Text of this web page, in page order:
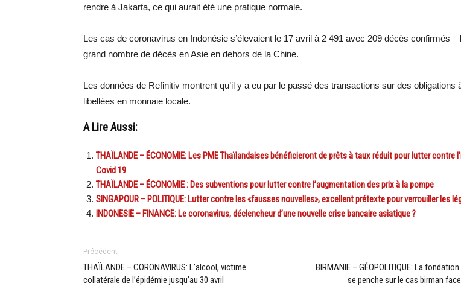
rendre à Jakarta, ce qui aurait été une pratique normale.
Les cas de coronavirus en Indonésie s’élevaient le 17 avril à 2 491 avec 209 décès confirmés –
grand nombre de décès en Asie en dehors de la Chine.
Les données de Refinitiv montrent qu’il y a eu par le passé des transactions sur des obligations
libellées en monnaie locale.
A Lire Aussi:
THAÏLANDE – ÉCONOMIE: Les PME Thaïlandaises bénéficieront de prêts à taux réduit pour lutter contre
Covid 19
THAÏLANDE – ÉCONOMIE : Des subventions pour lutter contre l’augmentation des prix à la pompe
SINGAPOUR – POLITIQUE: Lutter contre les «fausses nouvelles», excellent prétexte pour verrouiller les
INDONESIE – FINANCE: Le coronavirus, déclencheur d’une nouvelle crise bancaire asiatique ?
Précédent
THAÏLANDE – CORONAVIRUS: L’alcool, victime
collatérale de l’épidémie jusqu’au 30 avril
BIRMANIE – GÉOPOLITIQUE: La
se penche sur le cas birman